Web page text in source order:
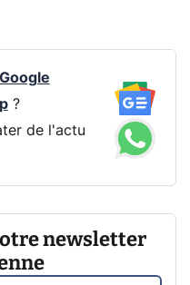
Google
?
de l'actu
newsletter